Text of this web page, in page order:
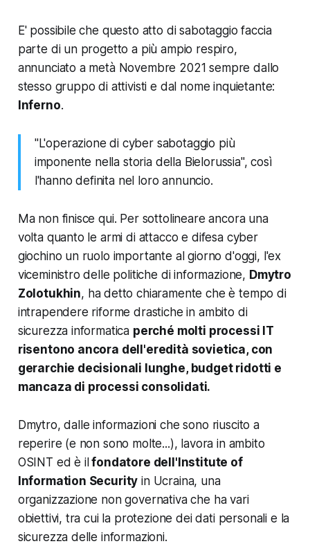
E' possibile che questo atto di sabotaggio faccia
parte di un progetto a più ampio respiro,
annunciato a metà Novembre 2021 sempre dallo
stesso gruppo di attivisti e dal nome inquietante:
Inferno.
"L'operazione di cyber sabotaggio più
imponente nella storia della Bielorussia", così
l'hanno definita nel loro annuncio.
Ma non finisce qui. Per sottolineare ancora una
volta quanto le armi di attacco e difesa cyber
giochino un ruolo importante al giorno d'oggi, l'ex
viceministro delle politiche di informazione, Dmytro
Zolotukhin, ha detto chiaramente che è tempo di
intrapendere riforme drastiche in ambito di
sicurezza informatica perché molti processi IT
risentono ancora dell'eredità sovietica, con
gerarchie decisionali lunghe, budget ridotti e
mancaza di processi consolidati.
Dmytro, dalle informazioni che sono riuscito a
reperire (e non sono molte...), lavora in ambito
OSINT ed è ilfondatore dell'Institute of
Information Security in Ucraina, una
organizzazione non governativa che ha vari
obiettivi, tra cui la protezione dei dati personali e la
sicurezza delle informazioni.